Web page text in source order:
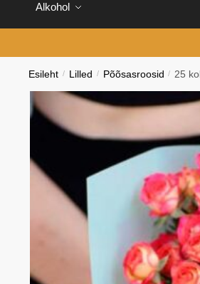
Alkohol
Esileht / Lilled / Põõsasroosid / 25